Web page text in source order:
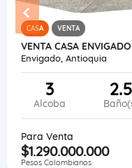
CASA VENTA
VENTA CASA
Envigado, Antioquia
3
Alcoba
2.5
Para Venta
$1.290.000.000
Pesos Colombianos